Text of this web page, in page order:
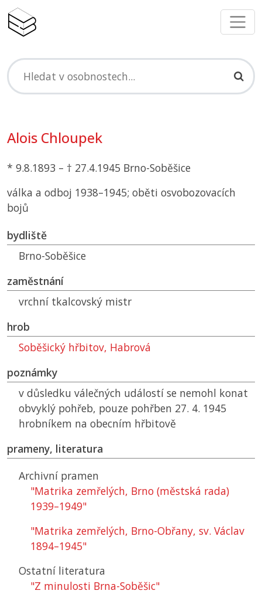
Alois Chloupek
* 9.8.1893 – † 27.4.1945 Brno-Soběšice
válka a odboj 1938–1945; oběti osvobozovacích
bojů
bydliště
Brno-Soběšice
zaměstnání
vrchní tkalcovský mistr
hrob
Soběšický hřbitov, Habrová
poznámky
v důsledku válečných událostí se nemohl konat
obvyklý pohřeb, pouze pohřben 27. 4. 1945
hrobníkem na obecním hřbitově
prameny, literatura
Archivní pramen
"Matrika zemřelých, Brno (městská rada)
1939–1949"
"Matrika zemřelých, Brno-Obřany, sv. Václav
1894–1945"
Ostatní literatura
"Z minulosti Brna-Soběšic"